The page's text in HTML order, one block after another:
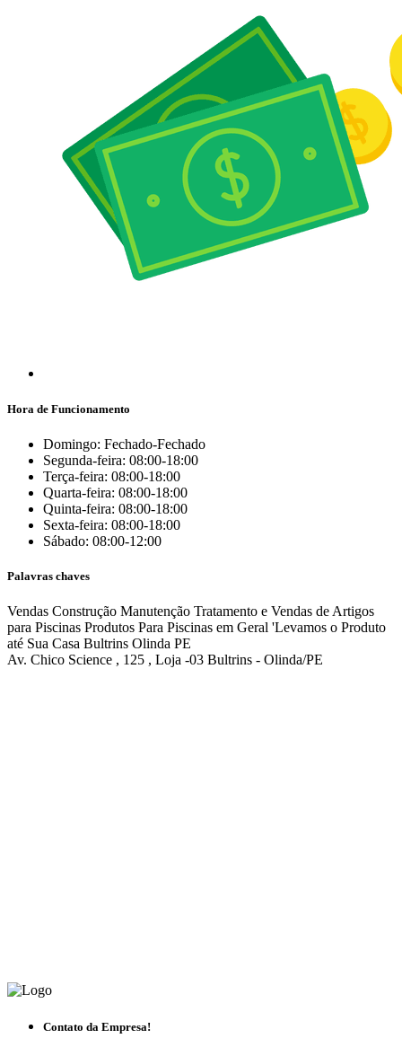
Hora de Funcionamento
Domingo: Fechado-Fechado
Segunda-feira: 08:00-18:00
Terça-feira: 08:00-18:00
Quarta-feira: 08:00-18:00
Quinta-feira: 08:00-18:00
Sexta-feira: 08:00-18:00
Sábado: 08:00-12:00
Palavras chaves
Vendas Construção Manutenção Tratamento e Vendas de Artigos
para Piscinas Produtos Para Piscinas em Geral 'Levamos o Produto
até Sua Casa Bultrins Olinda PE
Av. Chico Science , 125 , Loja -03 Bultrins - Olinda/PE
Contato da Empresa!